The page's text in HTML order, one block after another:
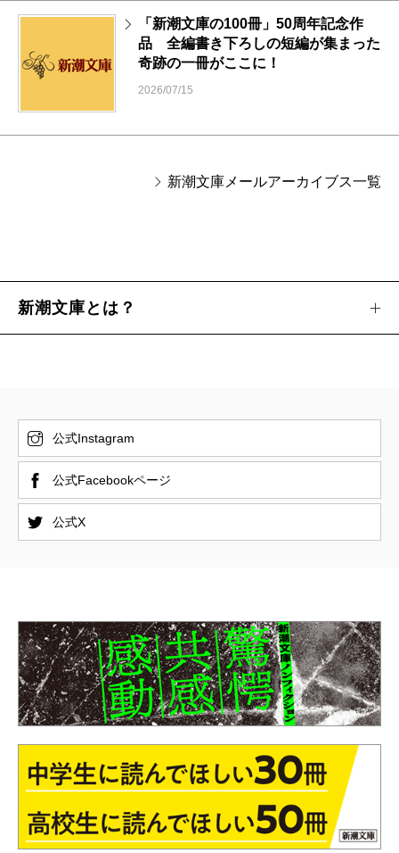
「新潮文庫の100冊」50周年記念作
品 全編書き下ろしの短編が集まった
奇跡の一冊がここに！
2026/07/15
新潮文庫メールアーカイブス一覧
新潮文庫とは？
公式Instagram
公式Facebookページ
公式X